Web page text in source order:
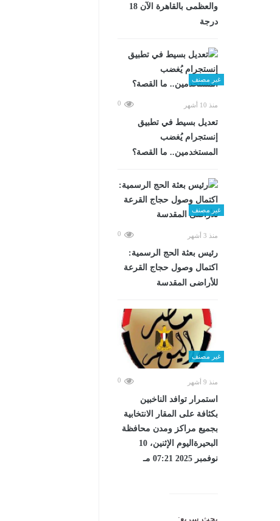
والعظمى بالقاهرة الآن 18
درجة
غير مصنف
منذ 10 أشهر 0
تعديل بسيط في تطبيق
إنستجرام يُغضب
المستخدمين.. ما القصة؟
غير مصنف
منذ 3 أشهر 0
رئيس بعثة الحج الرسمية:
اكتمال وصول حجاج القرعة
للأراضى المقدسة
غير مصنف
منذ 9 أشهر 0
استمرار توافد الناخبين
بكثافة على المقار الانتخابية
بجميع مراكز ومدن محافظة
البحيرةاليوم الإثنين، 10
نوفمبر 2025 07:21 مـ
بحث سريع: